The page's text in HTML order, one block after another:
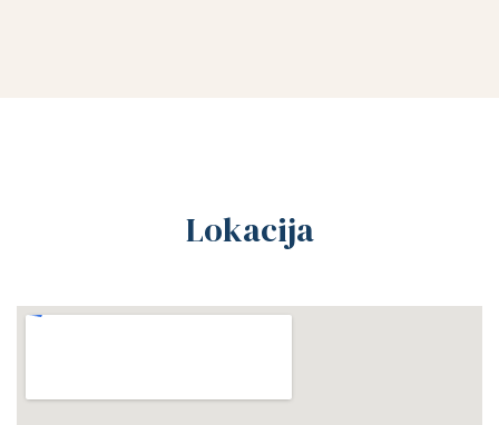
Lokacija